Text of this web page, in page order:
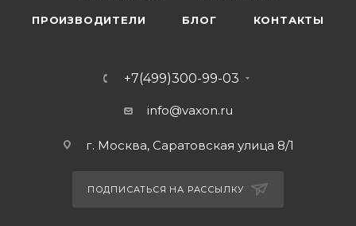
ПРОИЗВОДИТЕЛИ БЛОГ КОНТАКТЫ
+7(499)300-99-03
info@vaxon.ru
г. Москва, Саратовская улица 8/1
ПОДПИСАТЬСЯ НА РАССЫЛКУ